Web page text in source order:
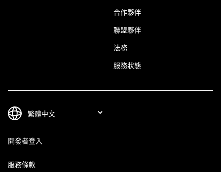
合作夥伴
聯盟夥伴
法務
服務狀態
開發者登入
服務條款